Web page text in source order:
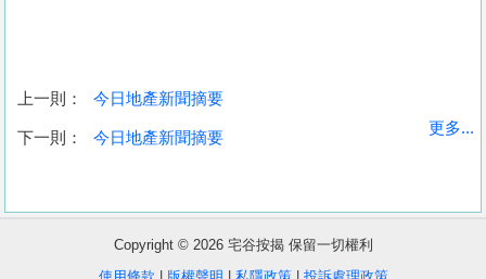
收
盤
上一則： 今日地產新聞摘要
下一則： 今日地產新聞摘要
更多...
Copyright © 2026 宅谷按揭 保留一切權利